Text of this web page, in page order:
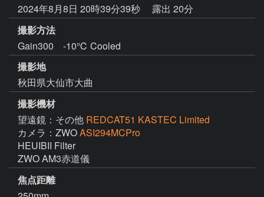
2024年8月8日 20時39分39秒
露出 20分
撮影方法
Gain300 -10℃ Cooled
撮影地
秋田県大仙市大曲
撮影機材
望遠鏡：その他 REDCAT51 KASTEC Limited
カメラ：ZWOASI294MCPro
HEUIBII Filter
焦点距離